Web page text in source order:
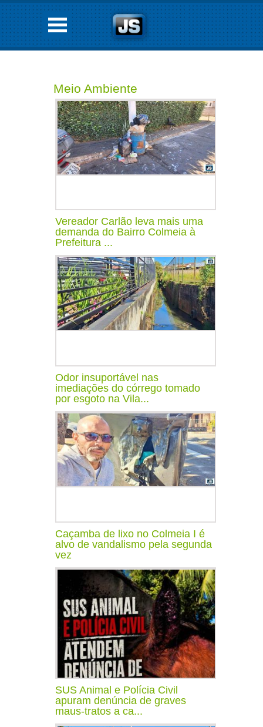
Meio Ambiente
Vereador Carlão leva mais uma
demanda do Bairro Colmeia à
Prefeitura ...
Odor insuportável nas
imediações do córrego tomado
por esgoto na Vila...
Caçamba de lixo no Colmeia I é
alvo de vandalismo pela segunda
vez
SUS Animal e Polícia Civil
apuram denúncia de graves
maus-tratos a ca...